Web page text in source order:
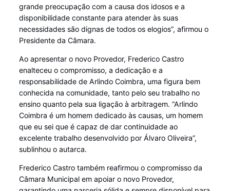
grande preocupação com a causa dos idosos e a
disponibilidade constante para atender às suas
necessidades são dignas de todos os elogios”, afirmou o
Presidente da Câmara.
Ao apresentar o novo Provedor, Frederico Castro
enalteceu o compromisso, a dedicação e a
responsabilidade de Arlindo Coimbra, uma figura bem
conhecida na comunidade, tanto pelo seu trabalho no
ensino quanto pela sua ligação à arbitragem. “Arlindo
Coimbra é um homem dedicado às causas, um homem
que eu sei que é capaz de dar continuidade ao
excelente trabalho desenvolvido por Álvaro Oliveira”,
sublinhou o autarca.
Frederico Castro também reafirmou o compromisso da
Câmara Municipal em apoiar o novo Provedor,